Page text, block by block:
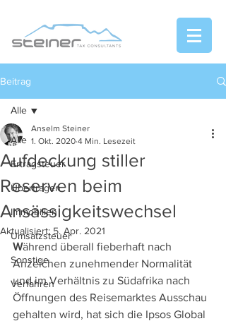
Beitrag
Alle
Ertragsteuer
Übertragen
Immobilien
Umsatzsteuer
Sonstige
Verfahren
Alle
Aufdeckung stiller
Reserven beim
Ansässigkeitswechsel
Anselm Steiner
1. Okt. 2020 4 Min. Lesezeit
Aktualisiert: 5. Apr. 2021
Während überall fieberhaft nach
Anzeichen zunehmender Normalität
und im Verhältnis zu Südafrika nach
Öffnungen des Reisemarktes Ausschau
gehalten wird, hat sich die Ipsos Global